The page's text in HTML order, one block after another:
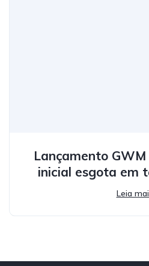
Lançamento
inicial esgota em
Leia